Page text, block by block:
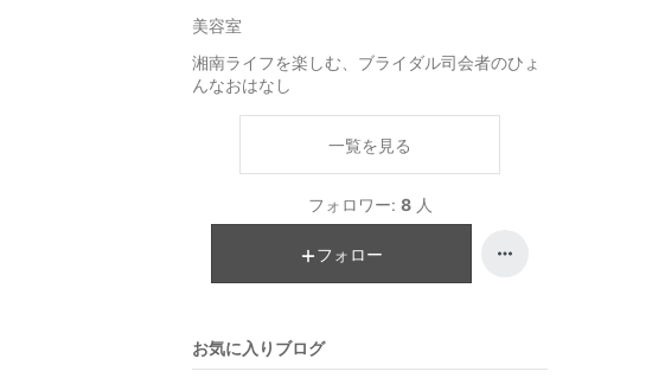
美容室
湘南ライフを楽しむ、ブライダル司会者のひょ
んなおはなし
一覧を見る
フォロワー: 8 人
フォロー
お気に入りブログ